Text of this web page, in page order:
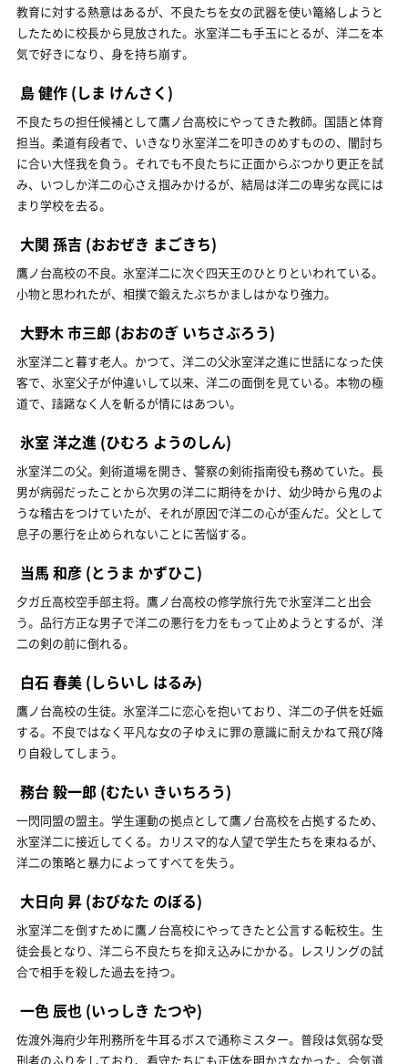
教育に対する熱意はあるが、不良たちを女の武器を使い篭絡しようと
したために校長から見放された。氷室洋二も手玉にとるが、洋二を本
気で好きになり、身を持ち崩す。
島 健作 (しま けんさく)
不良たちの担任候補として鷹ノ台高校にやってきた教師。国語と体育
担当。柔道有段者で、いきなり氷室洋二を叩きのめすものの、闇討ち
に合い大怪我を負う。それでも不良たちに正面からぶつかり更正を試
み、いつしか洋二の心さえ掴みかけるが、結局は洋二の卑劣な罠には
まり学校を去る。
大関 孫吉 (おおぜき まごきち)
鷹ノ台高校の不良。氷室洋二に次ぐ四天王のひとりといわれている。
小物と思われたが、相撲で鍛えたぶちかましはかなり強力。
大野木 市三郎 (おおのぎ いちさぶろう)
氷室洋二と暮す老人。かつて、洋二の父氷室洋之進に世話になった侠
客で、氷室父子が仲違いして以来、洋二の面倒を見ている。本物の極
道で、躊躇なく人を斬るが情にはあつい。
氷室 洋之進 (ひむろ ようのしん)
氷室洋二の父。剣術道場を開き、警察の剣術指南役も務めていた。長
男が病弱だったことから次男の洋二に期待をかけ、幼少時から鬼のよ
うな稽古をつけていたが、それが原因で洋二の心が歪んだ。父として
息子の悪行を止められないことに苦悩する。
当馬 和彦 (とうま かずひこ)
夕ガ丘高校空手部主将。鷹ノ台高校の修学旅行先で氷室洋二と出会
う。品行方正な男子で洋二の悪行を力をもって止めようとするが、洋
二の剣の前に倒れる。
白石 春美 (しらいし はるみ)
鷹ノ台高校の生徒。氷室洋二に恋心を抱いており、洋二の子供を妊娠
する。不良ではなく平凡な女の子ゆえに罪の意識に耐えかねて飛び降
り自殺してしまう。
務台 毅一郎 (むたい きいちろう)
一閃同盟の盟主。学生運動の拠点として鷹ノ台高校を占拠するため、
氷室洋二に接近してくる。カリスマ的な人望で学生たちを束ねるが、
洋二の策略と暴力によってすべてを失う。
大日向 昇 (おびなた のぼる)
氷室洋二を倒すために鷹ノ台高校にやってきたと公言する転校生。生
徒会長となり、洋二ら不良たちを抑え込みにかかる。レスリングの試
合で相手を殺した過去を持つ。
一色 辰也 (いっしき たつや)
佐渡外海府少年刑務所を牛耳るボスで通称ミスター。普段は気弱な受
刑者のふりをしており、看守たちにも正体を明かさなかった。合気道